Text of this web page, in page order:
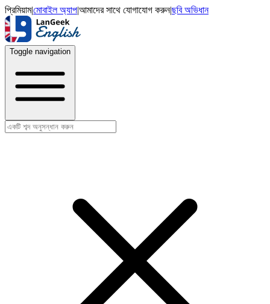
প্রিমিয়াম|মোবাইল অ্যাপ|আমাদের সাথে যোগাযোগ করুন|ছবি অভিধান
Toggle navigation